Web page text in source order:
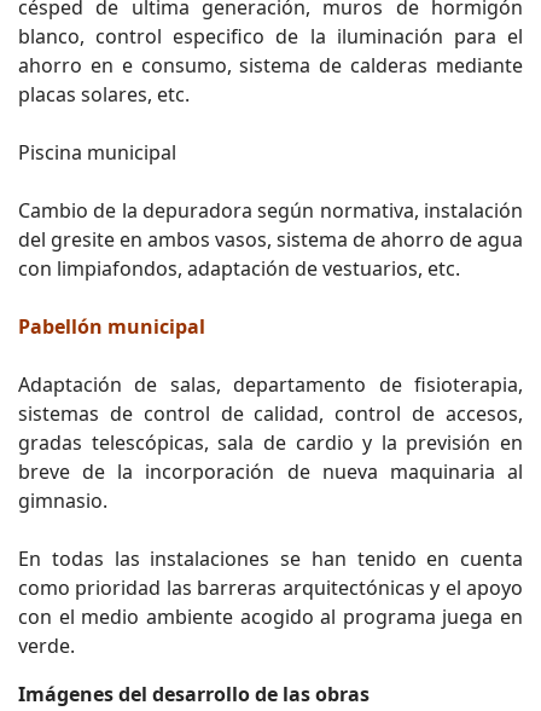
césped de ultima generación, muros de hormigón
blanco, control especifico de la iluminación para el
ahorro en e consumo, sistema de calderas mediante
placas solares, etc.
Piscina municipal
Cambio de la depuradora según normativa, instalación
del gresite en ambos vasos, sistema de ahorro de agua
con limpiafondos, adaptación de vestuarios, etc.
Pabellón municipal
Adaptación de salas, departamento de fisioterapia,
sistemas de control de calidad, control de accesos,
gradas telescópicas, sala de cardio y la previsión en
breve de la incorporación de nueva maquinaria al
gimnasio.
En todas las instalaciones se han tenido en cuenta
como prioridad las barreras arquitectónicas y el apoyo
con el medio ambiente acogido al programa juega en
verde.
Imágenes del desarrollo de las obras